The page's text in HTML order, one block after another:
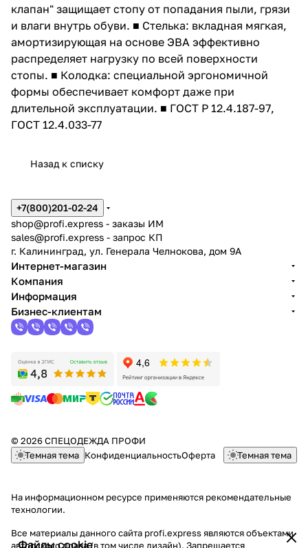
клапан" защищает стопу от попадания пыли, грязи
и влаги внутрь обуви. ■ Стелька: вкладная мягкая,
амортизирующая на основе ЭВА эффективно
распределяет нагрузку по всей поверхности
стопы. ■ Колодка: специальной эргономичной
формы обеспечивает комфорт даже при
длительной эксплуатации. ■ ГОСТ Р 12.4.187-97,
ГОСТ 12.4.033-77
Назад к списку
Файлы cookie
+7(800)201-02-24
shop@profi.express - заказы ИМ
sales@profi.express - запрос КП
г. Калининград, ул. Генерала Челнокова, дом 9A
Интернет-магазин
Компания
Информация
Бизнес-клиентам
© 2026 СПЕЦОДЕЖДА ПРОФИ
Темная тема КонфиденциальностьОферта Темная тема
На информационном ресурсе применяются рекомендательные
технологии.
Все материалы данного сайта profi.express являются объектами
авторского права (в том числе дизайн). Запрещается